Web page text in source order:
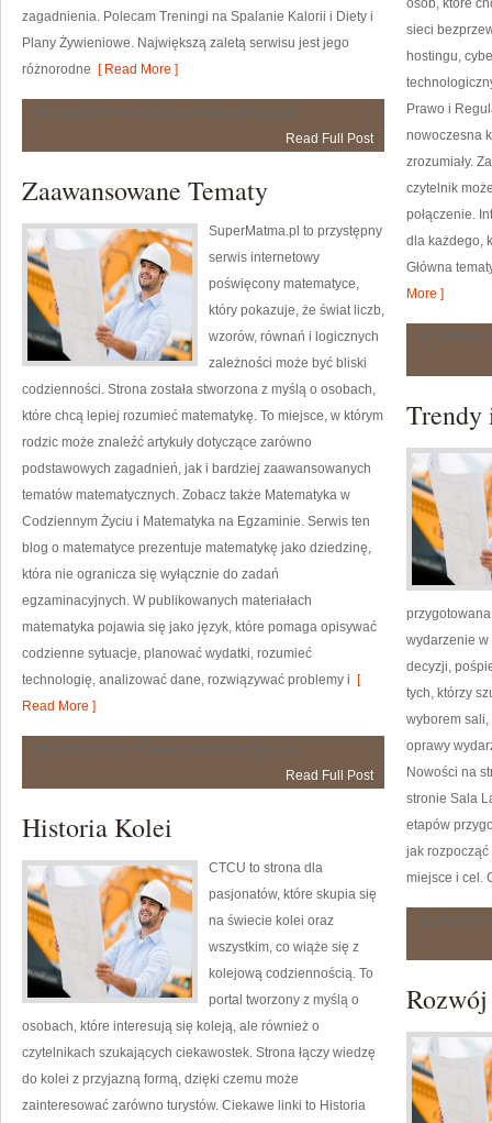
zagadnienia. Polecam Treningi na Spalanie Kalorii i Diety i
Plany Żywieniowe. Największą zaletą serwisu jest jego
różnorodne [ Read More ]
Read Full Post
osób, które
sieci
hostingu,
Prawo i
nowoczesna
zrozumiały.
czytelnik
połączenie.
dla każdego,
Główna
More ]
Zaawansowane Tematy
SuperMatma.pl to przystępny
serwis internetowy
poświęcony matematyce,
który pokazuje, że świat liczb,
wzorów, równań i logicznych
zależności może być bliski
codzienności. Strona została stworzona z myślą o osobach,
które chcą lepiej rozumieć matematykę. To miejsce, w którym
rodzic może znaleźć artykuły dotyczące zarówno
podstawowych zagadnień, jak i bardziej zaawansowanych
tematów matematycznych. Zobacz także Matematyka w
Codziennym Życiu i Matematyka na Egzaminie. Serwis ten
blog o matematyce prezentuje matematykę jako dziedzinę,
która nie ogranicza się wyłącznie do zadań
egzaminacyjnych. W publikowanych materiałach
matematyka pojawia się jako język, które pomaga opisywać
codzienne sytuacje, planować wydatki, rozumieć
technologię, analizować dane, rozwiązywać problemy i [
Read More ]
Read Full Post
Trendy
wydarzenie w
decyzji,
tych, którzy
wyborem
oprawy
Nowości na
stronie Sala
etapów
jak rozpocząć
miejsce i cel.
Historia Kolei
CTCU to strona dla
pasjonatów, które skupia się
na świecie kolei oraz
wszystkim, co wiąże się z
kolejową codziennością. To
portal tworzony z myślą o
osobach, które interesują się koleją, ale również o
czytelnikach szukających ciekawostek. Strona łączy wiedzę
do kolei z przyjazną formą, dzięki czemu może
zainteresować zarówno turystów. Ciekawe linki to Historia